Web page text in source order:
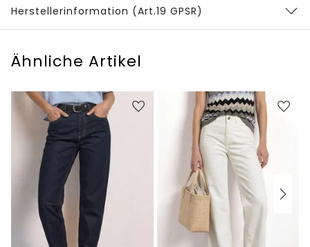
Herstellerinformation (Art.19 GPSR)
Ähnliche Artikel